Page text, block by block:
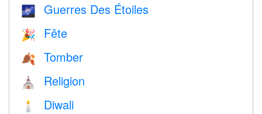
🌌 Guerres Des Étoiles
🎉 Fête
🍂 Tomber
⛪️ Religion
🕯 Diwali